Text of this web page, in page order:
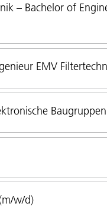
– Bachelor of
EMV
Baugruppen
w/d)